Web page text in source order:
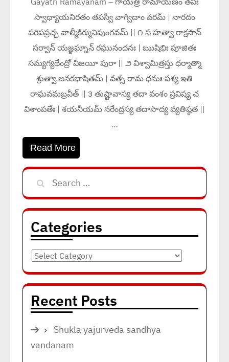
స్వాధ్యాయనిరతం తపస్వీ వాగ్విదాం వరమ్ | నారదం
పరిపప్రచ్ఛ వాల్మీకిర్మునిపుంగవమ్ || ౧ స హత్వా రాక్షసాన్
సర్వాన్ యజ్ఞఘ్నాన్ రఘునందనః | ఋషిభిః పూజితః
సమ్యగ్యథేంద్రో విజయీ పురా || ౨ విశ్వామిత్రస్తు ధర్మాత్మా
శ్రుత్వా జనకభాషితమ్ | వత్స రామ ధనుః పశ్య ఇతి
రాఘవమబ్రవీత్ || ౩ తుష్టావాస్య తదా వంశం ప్రవిష్య చ
విశాంపతేః | శయనీయమ్ నరేంద్రస్య తదాసాద్య వ్యతిష్ఠత ||
…
Read More
Search
for:
Categories
Categories
Recent Posts
Shukla yajurveda sandhya
vandanam